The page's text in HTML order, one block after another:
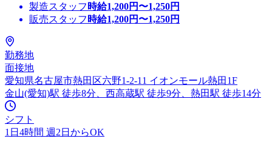
製造スタッフ 時給1,200円〜1,250円
販売スタッフ 時給1,200円〜1,250円
勤務地
面接地
愛知県名古屋市熱田区六野1-2-11 イオンモール熱田1F
金山(愛知)駅 徒歩8分、西高蔵駅 徒歩9分、熱田駅 徒歩14分
シフト
1日4時間 週2日からOK